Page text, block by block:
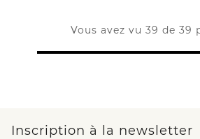
Vous avez vu 39 de 39
Inscription à la newsletter